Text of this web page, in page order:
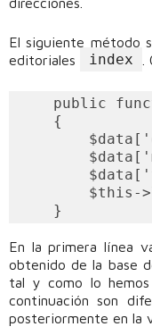
El siguiente método
editoriales
index
public
    {
$this-
En la primera línea
obtenido de la base
tal y como lo
continuación son
posteriormente en la